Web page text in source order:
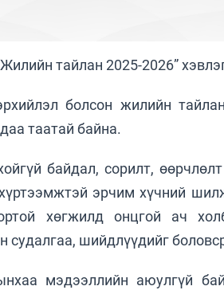
тайлан 2025-2026”
болсон жилийн
таатай байна.
байдал, сорилт,
эрчим хүчний
хөгжилд онцгой ач
судалгаа, шийдлүүдийг
мэдээллийн аюулгүй